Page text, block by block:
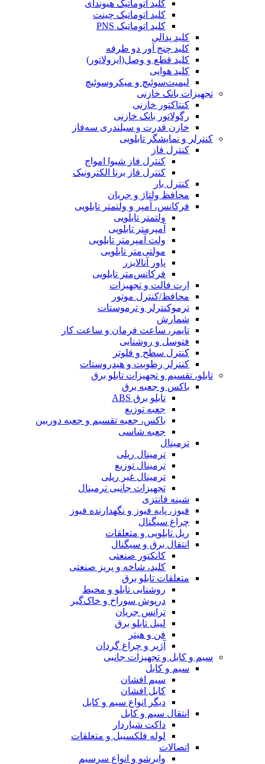
کلید اتوماتیک هیوندای
کلید اتوماتیک چینت
کلید اتوماتیک PNS
کلید پدالی
کلید چنج آور دو طرفه
کلید قطع و وصل(ایزولاتور)
کلید هوایی
لیمیت‌سوئیچ و میکروسوئیچ
تجهیزات بانک خازنی
کنتاکتور خازنی
رگولاتور بانک خازنی
خازن قدرت و سیلندری سه‌فاز
کنترلر و نمایشگر تابلویی
کنترل فاز
کنترل فاز شیوا امواج
کنترل فاز برنا الکترونیک
کنترل بار
محافظ ولتاژ و جریان
فرکانس، آمپر و ولتمتر تابلویی
ولتمتر تابلویی
آمپرمتر تابلویی
ولت آمپرمتر تابلویی
مولتی‌متر تابلویی
پاور آنالایزر
فرکانس‌متر تابلویی
ارت فالت و تجهیزات
محافظ/کنترل موتور
ترموکنترلر و ترموستات
شمارش
تایمر، ساعت فرمان و ساعت کار
فتوسل و روشنایی
کنترل سطح و فلوتر
کنترلر رطوبت و هیدروستات
تابلو، تقسیم و تجهیزات تابلو برق
باکس و جعبه برق
تابلو برق ABS
جعبه توزیع
باکس، جعبه تقسیم و جعبه دوربین
جعبه شاسی
ترمینال
ترمینال ریلی
ترمینال توزیع
ترمینال غیر ریلی
تجهیزات جانبی ترمینال
شینه فانتزی
فیوز، پایه فیوز و نگهدارنده فیوز
چراغ سیگنال
ریل تابلویی و متعلقات
انتقال برق و سیگنال
کانکتور صنعتی
کلید، شاخه و پریز صنعتی
متعلقات تابلو برق
روشنایی تابلو و محیط
درپوش سوراخ و خاک‌گیر
ترانس جریان
لیبل تابلو برق
فن و هیتر
آژیر و چراغ گردان
سیم و کابل و تجهیزات جانبی
سیم و کابل
سیم افشان
کابل افشان
دیگر انواع سیم و کابل
انتقال سیم و کابل
داکت شیاردار
لوله فلکسیبل و متعلقات
اتصالات
وایرشو و انواع سرسیم